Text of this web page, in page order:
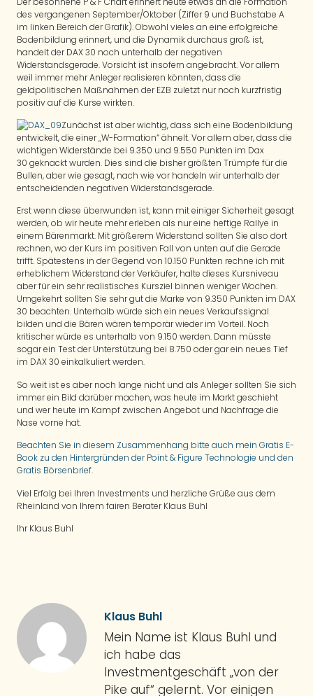
des vergangenen September/Oktober (Ziffer 9 und Buchstabe A
im linken Bereich der Grafik). Obwohl vieles an eine erfolgreiche
Bodenbildung erinnert, und die Dynamik durchaus groß ist,
handelt der DAX 30 noch unterhalb der negativen
Widerstandsgerade. Vorsicht ist insofern angebracht. Vor allem
weil immer mehr Anleger realisieren könnten, dass die
geldpolitischen Maßnahmen der EZB zuletzt nur noch kurzfristig
positiv auf die Kurse wirkten.
Zunächst ist aber wichtig, dass sich eine Bodenbildung
entwickelt, die einer „W-Formation“ ähnelt. Vor allem aber, dass die
wichtigen Widerstände bei 9.350 und 9.550 Punkten im Dax
30 geknackt wurden. Dies sind die bisher größten Trümpfe für die
Bullen, aber wie gesagt, nach wie vor handeln wir unterhalb der
entscheidenden negativen Widerstandsgerade.
Erst wenn diese überwunden ist, kann mit einiger Sicherheit gesagt
werden, ob wir heute mehr erleben als nur eine heftige Rallye in
einem Bärenmarkt. Mit größerem Widerstand sollten Sie also dort
rechnen, wo der Kurs im positiven Fall von unten auf die Gerade
trifft. Spätestens in der Gegend von 10.150 Punkten rechne ich mit
erheblichem Widerstand der Verkäufer, halte dieses Kursniveau
aber für ein sehr realistisches Kursziel binnen weniger Wochen.
Umgekehrt sollten Sie sehr gut die Marke von 9.350 Punkten im DAX
30 beachten. Unterhalb würde sich ein neues Verkaufssignal
bilden und die Bären wären temporär wieder im Vorteil. Noch
kritischer würde es unterhalb von 9.150 werden. Dann müsste
sogar ein Test der Unterstützung bei 8.750 oder gar ein neues Tief
im DAX 30 einkalkuliert werden.
So weit ist es aber noch lange nicht und als Anleger sollten Sie sich
immer ein Bild darüber machen, was heute im Markt geschieht
und wer heute im Kampf zwischen Angebot und Nachfrage die
Nase vorne hat.
Beachten Sie in diesem Zusammenhang bitte auch mein Gratis E-
Book zu den Hintergründen der Point & Figure Technologie und den
Gratis Börsenbrief.
Viel Erfolg bei Ihren Investments und herzliche Grüße aus dem
Rheinland von Ihrem fairen Berater Klaus Buhl
Ihr Klaus Buhl
Klaus Buhl
Mein Name ist Klaus Buhl und
ich habe das
Investmentgeschäft „von der
Pike auf“ gelernt. Vor einigen